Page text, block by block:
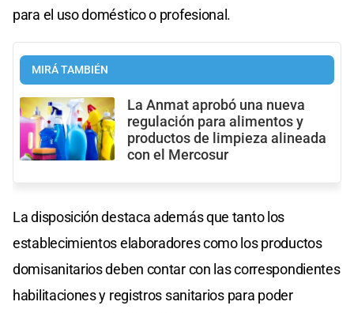
para el uso doméstico o profesional.
MIRÁ TAMBIÉN
La Anmat aprobó una nueva
regulación para alimentos y
productos de limpieza alineada
con el Mercosur
La disposición destaca además que tanto los
establecimientos elaboradores como los productos
domisanitarios deben contar con las correspondientes
habilitaciones y registros sanitarios para poder